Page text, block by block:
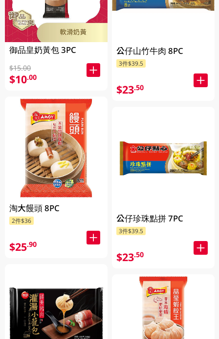
御品皇奶黃包 3PC
$15.00
$10.00
淘大饅頭 8PC
2件$36
$25.90
公仔山竹牛肉 8PC
3件$39.5
$23.50
公仔珍珠點拼 7PC
3件$39.5
$23.50